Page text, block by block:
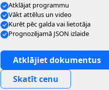
Atklājat programmu
Vākt attēlus un video
Kurēt pēc galda vai lietotāja
Prognozējamā JSON izlaide
Atklājiet dokumentus
Skatīt cenu